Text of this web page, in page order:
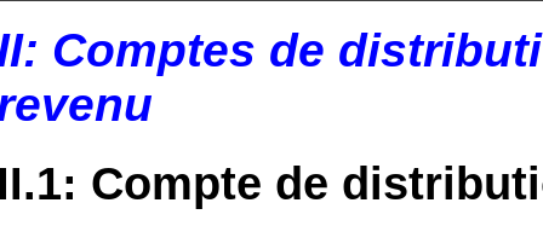
Comptes de
Compte de